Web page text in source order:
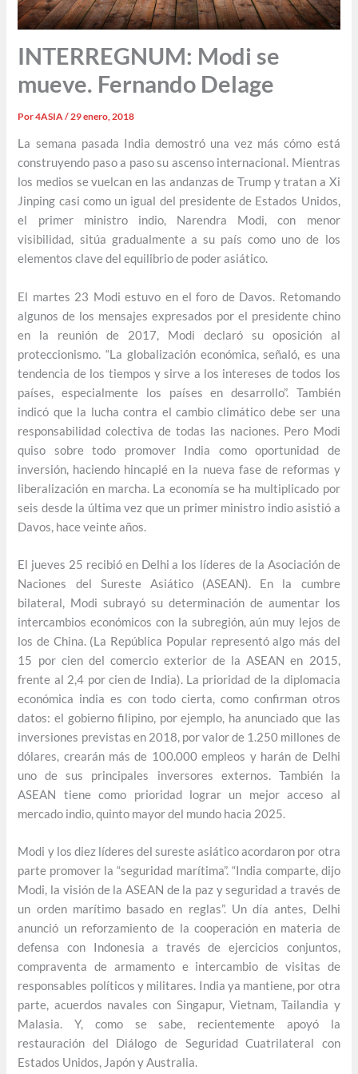
INTERREGNUM: Modi se
mueve. Fernando Delage
Por4ASIA/ 29 enero, 2018
La semana pasada India demostró una vez más cómo está
construyendo paso a paso su ascenso internacional. Mientras
los medios se vuelcan en las andanzas de Trump y tratan a Xi
Jinping casi como un igual del presidente de Estados Unidos,
el primer ministro indio, Narendra Modi, con menor
visibilidad, sitúa gradualmente a su país como uno de los
elementos clave del equilibrio de poder asiático.
El martes 23 Modi estuvo en el foro de Davos. Retomando
algunos de los mensajes expresados por el presidente chino
en la reunión de 2017, Modi declaró su oposición al
proteccionismo. “La globalización económica, señaló, es una
tendencia de los tiempos y sirve a los intereses de todos los
países, especialmente los países en desarrollo”. También
indicó que la lucha contra el cambio climático debe ser una
responsabilidad colectiva de todas las naciones. Pero Modi
quiso sobre todo promover India como oportunidad de
inversión, haciendo hincapié en la nueva fase de reformas y
liberalización en marcha. La economía se ha multiplicado por
seis desde la última vez que un primer ministro indio asistió a
Davos, hace veinte años.
El jueves 25 recibió en Delhi a los líderes de la Asociación de
Naciones del Sureste Asiático (ASEAN). En la cumbre
bilateral, Modi subrayó su determinación de aumentar los
intercambios económicos con la subregión, aún muy lejos de
los de China. (La República Popular representó algo más del
15 por cien del comercio exterior de la ASEAN en 2015,
frente al 2,4 por cien de India). La prioridad de la diplomacia
económica india es con todo cierta, como confirman otros
datos: el gobierno filipino, por ejemplo, ha anunciado que las
inversiones previstas en 2018, por valor de 1.250 millones de
dólares, crearán más de 100.000 empleos y harán de Delhi
uno de sus principales inversores externos. También la
ASEAN tiene como prioridad lograr un mejor acceso al
mercado indio, quinto mayor del mundo hacia 2025.
Modi y los diez líderes del sureste asiático acordaron por otra
parte promover la “seguridad marítima”. “India comparte, dijo
Modi, la visión de la ASEAN de la paz y seguridad a través de
un orden marítimo basado en reglas”. Un día antes, Delhi
anunció un reforzamiento de la cooperación en materia de
defensa con Indonesia a través de ejercicios conjuntos,
compraventa de armamento e intercambio de visitas de
responsables políticos y militares. India ya mantiene, por otra
parte, acuerdos navales con Singapur, Vietnam, Tailandia y
Malasia. Y, como se sabe, recientemente apoyó la
restauración del Diálogo de Seguridad Cuatrilateral con
Estados Unidos, Japón y Australia.